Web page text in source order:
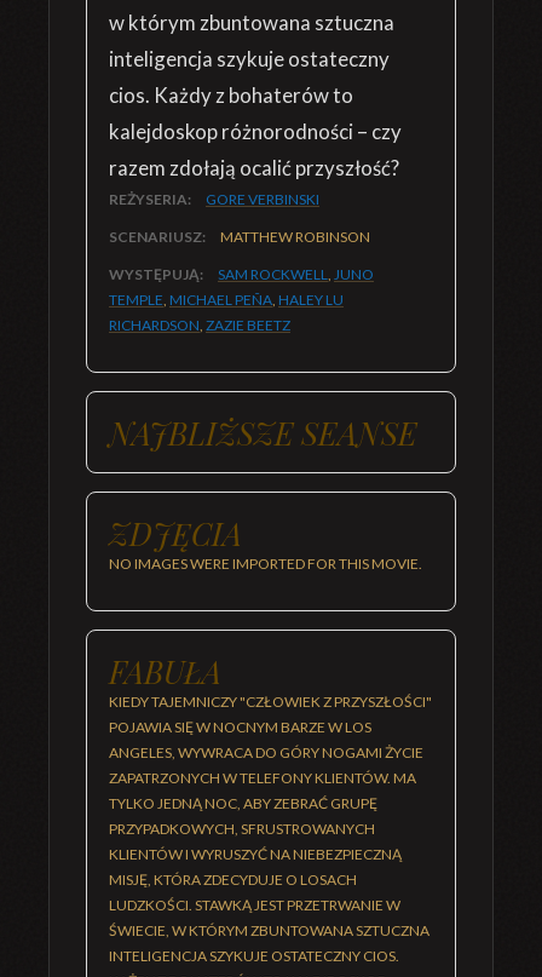
w którym zbuntowana sztuczna
inteligencja szykuje ostateczny
cios. Każdy z bohaterów to
kalejdoskop różnorodności – czy
razem zdołają ocalić przyszłość?
REŻYSERIA: GORE VERBINSKI
SCENARIUSZ: MATTHEW ROBINSON
WYSTĘPUJĄ: SAM ROCKWELL, JUNO
TEMPLE, MICHAEL PEÑA, HALEY LU
RICHARDSON, ZAZIE BEETZ
NAJBLIŻSZE SEANSE
ZDJĘCIA
NO IMAGES WERE IMPORTED FOR THIS MOVIE.
FABUŁA
KIEDY TAJEMNICZY "CZŁOWIEK Z PRZYSZŁOŚCI"
POJAWIA SIĘ W NOCNYM BARZE W LOS
ANGELES, WYWRACA DO GÓRY NOGAMI ŻYCIE
ZAPATRZONYCH W TELEFONY KLIENTÓW. MA
TYLKO JEDNĄ NOC, ABY ZEBRAĆ GRUPĘ
PRZYPADKOWYCH, SFRUSTROWANYCH
KLIENTÓW I WYRUSZYĆ NA NIEBEZPIECZNĄ
MISJĘ, KTÓRA ZDECYDUJE O LOSACH
LUDZKOŚCI. STAWKĄ JEST PRZETRWANIE W
ŚWIECIE, W KTÓRYM ZBUNTOWANA SZTUCZNA
INTELIGENCJA SZYKUJE OSTATECZNY CIOS.